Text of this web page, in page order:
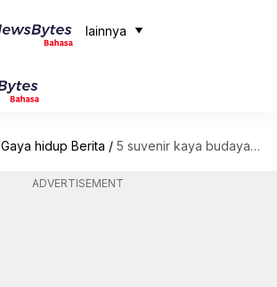
lainnya
Gaya hidup Berita / 5 suvenir kaya budaya untuk dibawa kembali dari Albania
ADVERTISEMENT